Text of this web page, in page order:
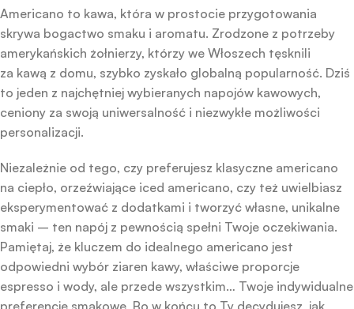
Americano to kawa, która w prostocie przygotowania
skrywa bogactwo smaku i aromatu. Zrodzone z potrzeby
amerykańskich żołnierzy, którzy we Włoszech tęsknili
za kawą z domu, szybko zyskało globalną popularność. Dziś
to jeden z najchętniej wybieranych napojów kawowych,
ceniony za swoją uniwersalność i niezwykłe możliwości
personalizacji.
Niezależnie od tego, czy preferujesz klasyczne americano
na ciepło, orzeźwiające iced americano, czy też uwielbiasz
eksperymentować z dodatkami i tworzyć własne, unikalne
smaki – ten napój z pewnością spełni Twoje oczekiwania.
Pamiętaj, że kluczem do idealnego americano jest
odpowiedni wybór ziaren kawy, właściwe proporcje
espresso i wody, ale przede wszystkim… Twoje indywidualne
preferencje smakowe. Bo w końcu to Ty decydujesz, jak